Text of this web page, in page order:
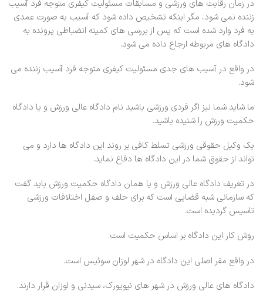
در زمان رقابت های ورزشی و مسابقات مسئولیت کیفری متوجه فرد آسیب
زننده نمی شود، مگر اینکه تشخیص داده شود که آسیب به صورت عمدی
به فرد وارد شده است که پس از بررسی های کمیته انضباطی پرونده به
دادگاه های مربوطه ارجاع داده می شود.
در واقع در آسیب های جدی مسئولیت کیفری متوجه فرد آسیب زننده می
شود.
ما شاید شما نیز اگر فردی ورزشی باشید نام دادگاه عالی ورزش و یا دادگاه
حکمیت ورزش را شنیده باشید.
یک وکیل حقوقی ورزشی تسلط کافی بر روند این دادگاه ها دارد و می
تواند از حقوق شما در این دادگاه ها دفاع نماید.
در تعریف دادگاه عالی ورزش و یا همان دادگاه حکمیت ورزش باید گفت
که سازمانی شبه قضایی است که برای حلف و صفل اختلافات ورزشی
تاسیس گردیده است.
روش کار این دادگاه بر اساس حکمیت است.
در واقع مقر اصلی این دادگاه در شهر لوزان سوئیس است.
دادگاه های عالی ورزش در شهر های نیویورک، سیدنی و لوزان قرار دارند.